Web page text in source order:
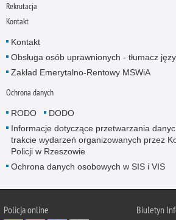
Rekrutacja
Kontakt
Kontakt
Obsługa osób uprawnionych - tłumacz
Zakład Emerytalno-Rentowy MSWiA
Ochrona danych
RODO
DODO
Informacje dotyczące przetwarzania
trakcie wydarzeń organizowanych przez
Policji w Rzeszowie
Ochrona danych osobowych w SIS i VIS
Policja online
Biuletyn